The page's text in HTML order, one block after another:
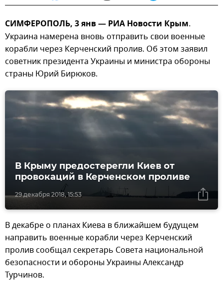
СИМФЕРОПОЛЬ, 3 янв — РИА Новости Крым.
Украина намерена вновь отправить свои военные
корабли через Керченский пролив. Об этом заявил
советник президента Украины и министра обороны
страны Юрий Бирюков.
29 декабря 2018, 15:53
В Крыму предостерегли Киев от
провокаций в Керченском проливе
В декабре о планах Киева в ближайшем будущем
направить военные корабли через Керченский
пролив сообщал секретарь Совета национальной
безопасности и обороны Украины Александр
Турчинов.